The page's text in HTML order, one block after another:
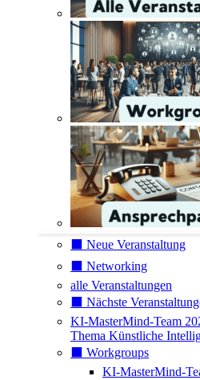
⬛️ Neue Veranstaltung
⬛️ Networking
alle Veranstaltungen
⬛️ Nächste
KI-MasterMind-Team
Thema Künstliche
⬛️ Workgroups
KI-MasterMind-